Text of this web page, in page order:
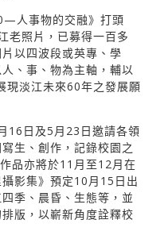
人事物的交融》打頭
老照片，已募得一百多
以四波段或英專、學
、事、物為主軸，輔以
現淡江未來60年之發展願
16日及5月23日邀請各領
生、創作，記錄校園之
品亦將於11月至12月在
影集》預定10月15日出
季、晨昏、生態等，並
版，以嶄新角度詮釋校